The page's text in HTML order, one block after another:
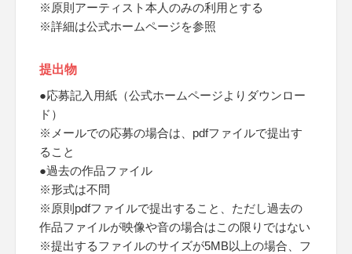
※原則アーティスト本人のみの利用とする
※詳細は公式ホームページを参照
提出物
●応募記入用紙（公式ホームページよりダウンロー
ド）
※メールでの応募の場合は、pdfファイルで提出す
ること
●過去の作品ファイル
※形式は不問
※原則pdfファイルで提出すること、ただし過去の
作品ファイルが映像や音の場合はこの限りではない
※提出するファイルのサイズが5MB以上の場合、フ